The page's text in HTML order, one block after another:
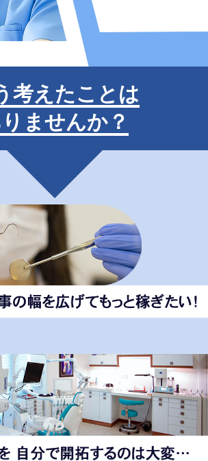
考えたことは
ませんか？